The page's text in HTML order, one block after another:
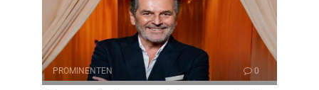
PROMINENTEN 0